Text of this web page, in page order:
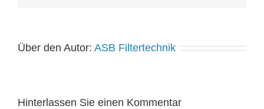
Über den Autor: ASB Filtertechnik
Hinterlassen Sie einen Kommentar